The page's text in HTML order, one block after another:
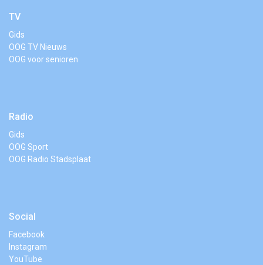
TV
Gids
OOG TV Nieuws
OOG voor senioren
Radio
Gids
OOG Sport
OOG Radio Stadsplaat
Social
Facebook
Instagram
YouTube